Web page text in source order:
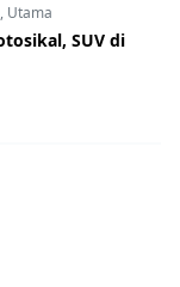
, Utama
SUV di